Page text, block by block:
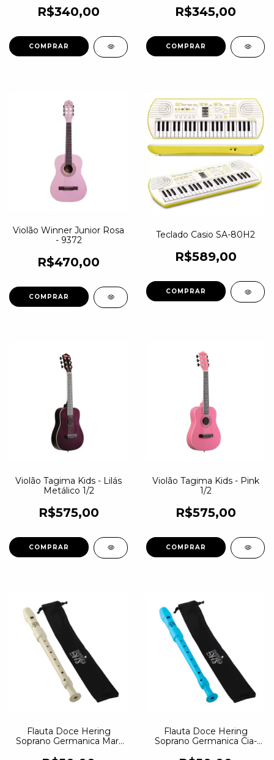
R$340,00
COMPRAR
R$345,00
Violão Winner Junior Rosa
- 9372
R$470,00
Teclado Casio SA-80H2
R$589,00
Violão Tagima Kids - Lilás
Metálico 1/2
R$575,00
Violão Tagima Kids - Pink
1/2
R$575,00
Flauta Doce Hering
Soprano Germanica Mar-
Flauta Doce Hering
Soprano Germanica Cia-